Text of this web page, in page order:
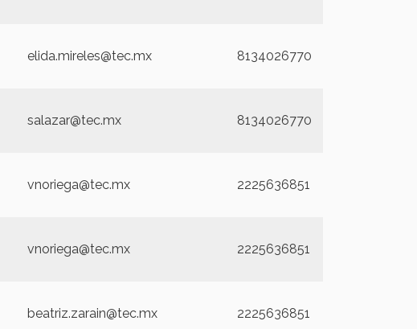
elida.mireles@tec.mx 8134026770
salazar@tec.mx 8134026770
vnoriega@tec.mx 2225636851
vnoriega@tec.mx 2225636851
beatriz.zarain@tec.mx 2225636851